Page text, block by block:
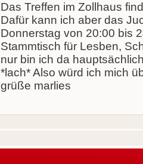
Das Treffen im Zollhaus
Dafür kann ich aber das
Donnerstag von 20:00 bis
Stammtisch für Lesben,
nur bin ich da
*lach* Also würd ich mich
grüße marlies